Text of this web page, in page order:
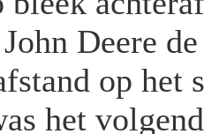
Deere
op
het